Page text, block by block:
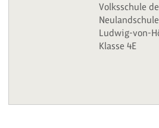
Volksschule
Ludwig-von-
Klasse 4E